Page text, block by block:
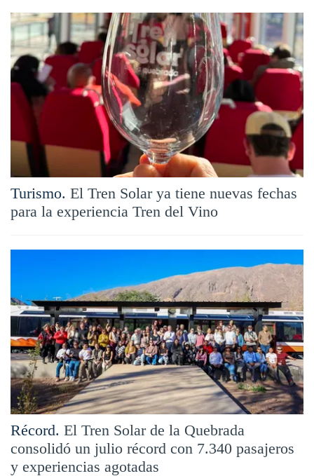
Turismo. El Tren Solar ya tiene nuevas fechas
para la experiencia Tren del Vino
Récord. El Tren Solar de la Quebrada
consolidó un julio récord con 7.340 pasajeros
y experiencias agotadas